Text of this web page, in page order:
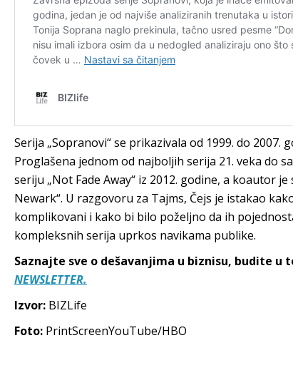
Serija „Sopranovi“ se prikazivala od 1999. do 2007.
Proglašena jednom od najboljih serija 21. veka do
seriju „Not Fade Away“ iz 2012. godine, a koautor
Newark“. U razgovoru za Tajms, Čejs je istakao
komplikovani i kako bi bilo poželjno da ih
kompleksnih serija uprkos navikama publike.
Saznajte sve o dešavanjima u biznisu, budite
NEWSLETTER.
Izvor: BIZLife
Foto: PrintScreenYouTube/HBO